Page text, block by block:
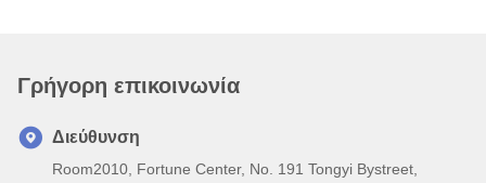
Room2010, Fortune Center, No. 191 Tongyi Bystreet,
Τσενγκντού, Κίνα